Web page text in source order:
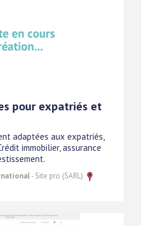
pour expatriés et
adaptées aux expatriés,
immobilier, assurance
- Site pro (SARL)